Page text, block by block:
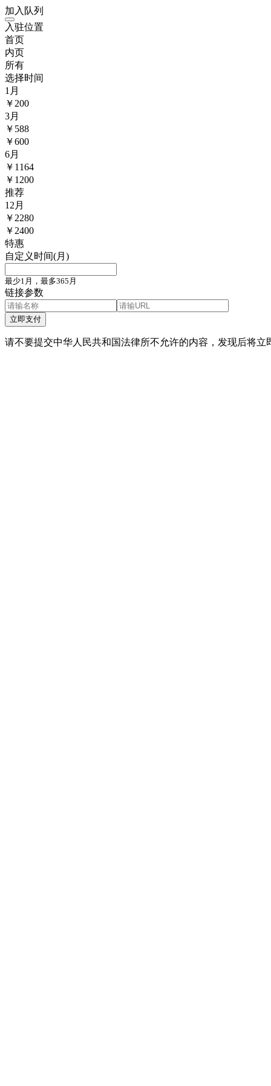
加入队列
入驻位置
首页
内页
所有
选择时间
1 月
￥ 200
3月
￥ 588
￥600
6月
￥ 1164
￥1200
推荐
12 月
￥ 2280
￥2400
特惠
自定义时间(月)
最少1月，最多365月
链接参数
立即支付
请不要提交中华人民共和国法律所不允许的内容，发现后将立